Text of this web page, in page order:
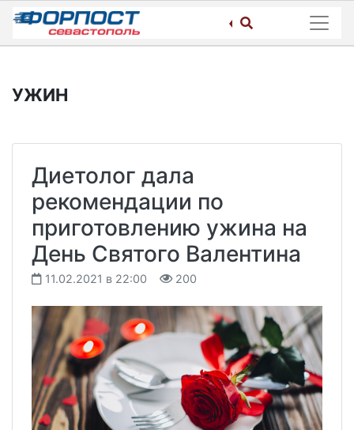
Skip
content
УЖИН
Диетолог дала
рекомендации по
приготовлению ужина на
День Святого Валентина
11.02.2021 в 22:00 200